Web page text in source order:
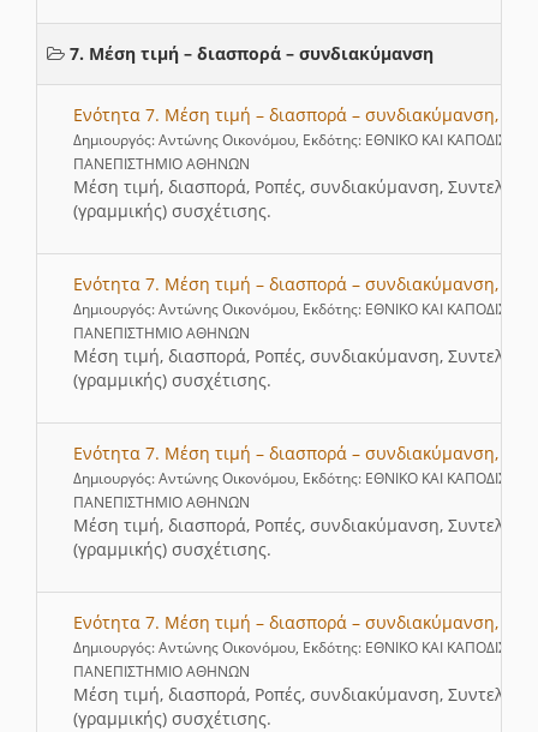
7. Μέση τιμή – διασπορά – συνδιακύμανση
Ενότητα 7. Μέση τιμή – διασπορά – συνδιακύμανση,
Δημιουργός: Αντώνης Οικονόμου, Εκδότης: ΕΘΝΙΚΟ ΚΑΙ
ΠΑΝΕΠΙΣΤΗΜΙΟ ΑΘΗΝΩΝ
Μέση τιμή, διασπορά, Ροπές, συνδιακύμανση,
(γραμμικής) συσχέτισης.
Ενότητα 7. Μέση τιμή – διασπορά – συνδιακύμανση,
Δημιουργός: Αντώνης Οικονόμου, Εκδότης: ΕΘΝΙΚΟ ΚΑΙ
ΠΑΝΕΠΙΣΤΗΜΙΟ ΑΘΗΝΩΝ
Μέση τιμή, διασπορά, Ροπές, συνδιακύμανση,
(γραμμικής) συσχέτισης.
Ενότητα 7. Μέση τιμή – διασπορά – συνδιακύμανση,
Δημιουργός: Αντώνης Οικονόμου, Εκδότης: ΕΘΝΙΚΟ ΚΑΙ
ΠΑΝΕΠΙΣΤΗΜΙΟ ΑΘΗΝΩΝ
Μέση τιμή, διασπορά, Ροπές, συνδιακύμανση,
(γραμμικής) συσχέτισης.
Ενότητα 7. Μέση τιμή – διασπορά – συνδιακύμανση,
Δημιουργός: Αντώνης Οικονόμου, Εκδότης: ΕΘΝΙΚΟ ΚΑΙ
ΠΑΝΕΠΙΣΤΗΜΙΟ ΑΘΗΝΩΝ
Μέση τιμή, διασπορά, Ροπές, συνδιακύμανση,
(γραμμικής) συσχέτισης.